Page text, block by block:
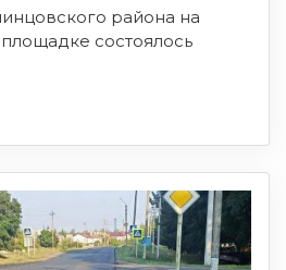
района на
состоялось